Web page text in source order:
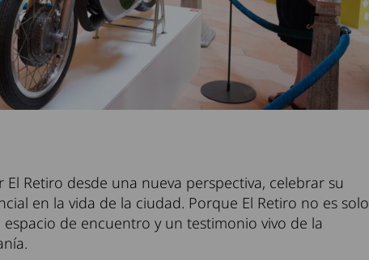
Retiro desde una nueva perspectiva, celebrar su
en la vida de la ciudad. Porque El Retiro no es solo
de encuentro y un testimonio vivo de la